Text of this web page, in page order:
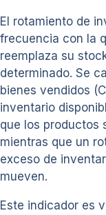
El rotamiento de
frecuencia con la
reemplaza su
determinado. Se
bienes vendidos
inventario
que los productos
mientras que un
exceso de
mueven.
Este indicador es